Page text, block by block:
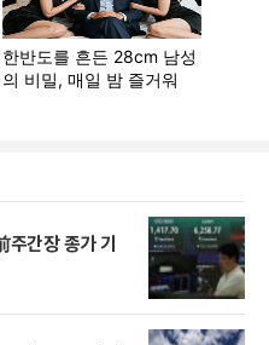
간장 종가 기